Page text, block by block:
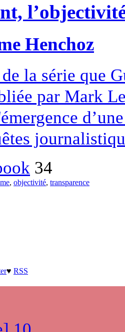
Henchoz
la série que
par Mark
34
, objectivité, transparence
♥ RSS